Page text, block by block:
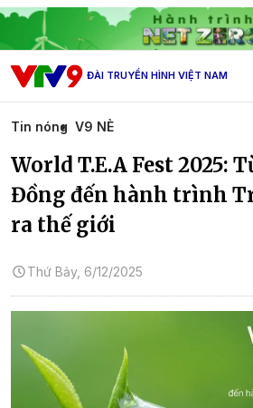
ĐÀI TRUYỀN HÌNH VIỆT NAM
Tin nóng V9 NÈ
World T.E.A Fest 2025:
Đồng đến hành trình
ra thế giới
Thứ Bảy, 6/12/2025